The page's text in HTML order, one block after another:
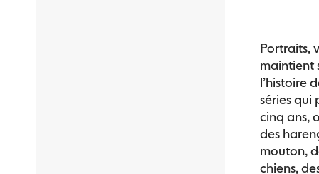
Portraits,
maintient
l’histoire
séries
cinq ans,
des
mouton,
chiens,